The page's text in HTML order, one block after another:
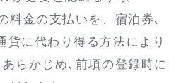
金の支払いを、宿泊券､
貨に代わり得る方法により
らかじめ､前項の登録時に